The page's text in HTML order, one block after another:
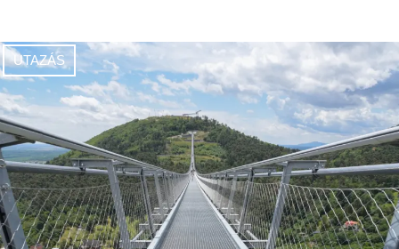
UTAZÁS